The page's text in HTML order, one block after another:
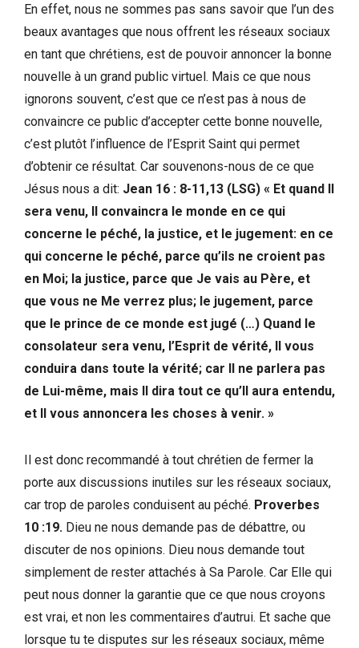
En effet, nous ne sommes pas sans savoir que l’un des
beaux avantages que nous offrent les réseaux sociaux
en tant que chrétiens, est de pouvoir annoncer la bonne
nouvelle à un grand public virtuel. Mais ce que nous
ignorons souvent, c’est que ce n’est pas à nous de
convaincre ce public d’accepter cette bonne nouvelle,
c’est plutôt l’influence de l’Esprit Saint qui permet
d’obtenir ce résultat. Car souvenons-nous de ce que
Jésus nous a dit: Jean 16 : 8-11,13 (LSG) « Et quand Il
sera venu, Il convaincra le monde en ce qui
concerne le péché, la justice, et le jugement: en ce
qui concerne le péché, parce qu’ils ne croient pas
en Moi; la justice, parce que Je vais au Père, et
que vous ne Me verrez plus; le jugement, parce
que le prince de ce monde est jugé (…) Quand le
consolateur sera venu, l’Esprit de vérité, Il vous
conduira dans toute la vérité; car Il ne parlera pas
de Lui-même, mais Il dira tout ce qu’Il aura entendu,
et Il vous annoncera les choses à venir. »
Il est donc recommandé à tout chrétien de fermer la
porte aux discussions inutiles sur les réseaux sociaux,
car trop de paroles conduisent au péché. Proverbes
10 :19. Dieu ne nous demande pas de débattre, ou
discuter de nos opinions. Dieu nous demande tout
simplement de rester attachés à Sa Parole. Car Elle qui
peut nous donner la garantie que ce que nous croyons
est vrai, et non les commentaires d’autrui. Et sache que
lorsque tu te disputes sur les réseaux sociaux, même